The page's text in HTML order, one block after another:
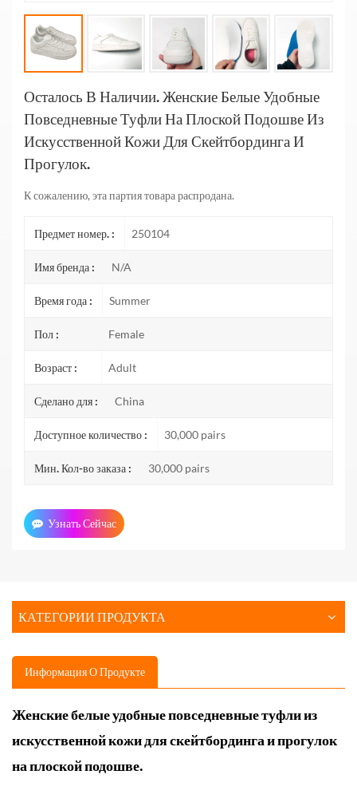
Осталось В Наличии. Женские Белые Удобные
Повседневные Туфли На Плоской Подошве Из
Искусственной Кожи Для Скейтбординга И
Прогулок.
К сожалению, эта партия товара распродана.
Предмет номер. : 250104
Имя бренда : N/A
Время года : Summer
Пол : Female
Возраст : Adult
Сделано для : China
Доступное количество : 30,000 pairs
Мин. Кол-во заказа : 30,000 pairs
Узнать Сейчас
КАТЕГОРИИ ПРОДУКТА
Информация О Продукте
Женские белые удобные повседневные туфли из
искусственной кожи для скейтбординга и прогулок
на плоской подошве.